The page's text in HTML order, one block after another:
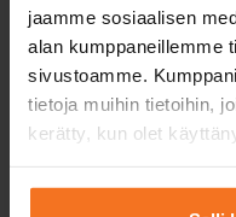
jaamme sosiaalisen
alan kumppaneillemme
sivustoamme.
tietoja muihin tietoihin,
kerätty, kun olet
Ajotunneilla
moottoripyörän
valmistaudut
liikennetilanteisiin.